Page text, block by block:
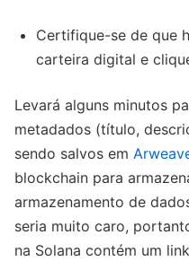
Certifique-se de que
carteira digital e
Levará alguns minutos
metadados (título,
sendo salvos em
blockchain para
armazenamento de
seria muito caro,
na Solana contém um